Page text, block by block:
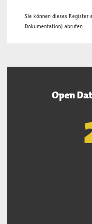
Sie können dieses Register
Dokumentation) abrufen.
Open